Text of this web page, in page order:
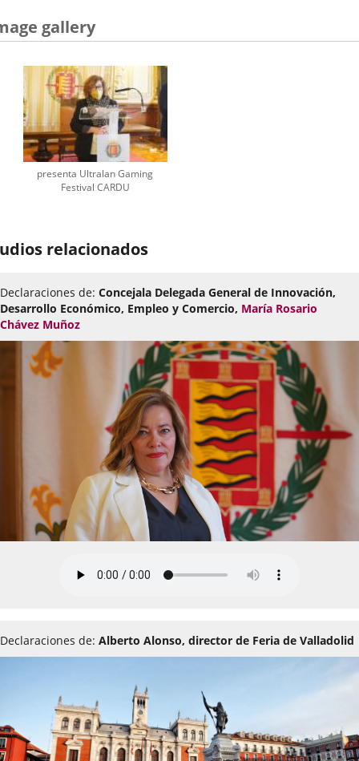
gallery
presenta Ultralan Gaming
Festival CARDU
relacionados
Declaraciones de: Concejala Delegada General de Innovación,
Desarrollo Económico, Empleo y Comercio, María Rosario
Chávez Muñoz
Declaraciones de: Alberto Alonso, director de Feria de Valladolid